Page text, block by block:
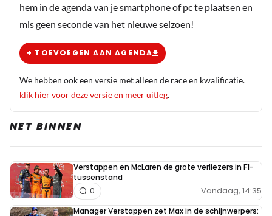
hem in de agenda van je smartphone of pc te plaatsen en
mis geen seconde van het nieuwe seizoen!
+ TOEVOEGEN AAN AGENDA
We hebben ook een versie met alleen de race en kwalificatie.
klik hier voor deze versie en meer uitleg.
NET BINNEN
Verstappen en McLaren de grote verliezers in F1-
tussenstand
Vandaag, 14:35
0
Manager Verstappen zet Max in de schijnwerpers: